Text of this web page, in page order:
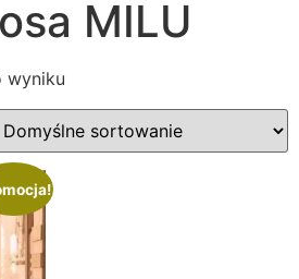
MILU
wyniku